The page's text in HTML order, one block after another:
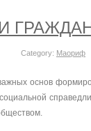
Category: Маориф
основ